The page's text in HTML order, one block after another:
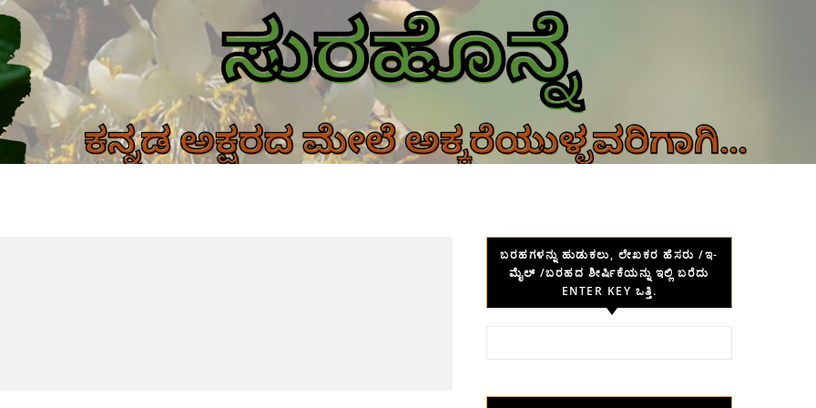
ಬರಹಗಳನ್ನು ಹುಡುಕಲು, ಲೇಖಕರ ಹೆಸರು /ಇ-
ಮೈಲ್ /ಬರಹದ ಶೀರ್ಷಿಕೆಯನ್ನು ಇಲ್ಲಿ ಬರೆದು
ENTER KEY ಒತ್ತಿ.